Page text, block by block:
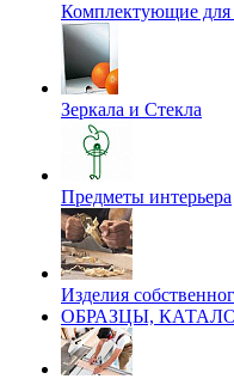
Комплектующие для
Зеркала и Стекла
Предметы интерьера
Изделия
ОБРАЗЦЫ,